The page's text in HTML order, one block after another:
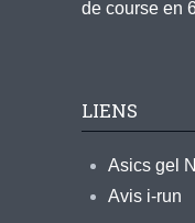
de course en
LIENS
Asics gel
Avis i-run